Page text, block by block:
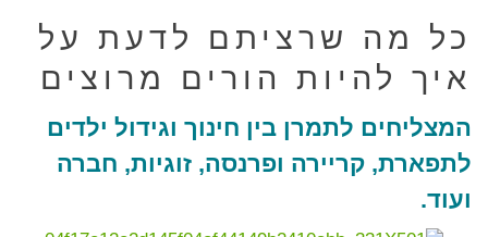
כל מה שרציתם לדעת על
איך להיות הורים מרוצים
המצליחים לתמרן בין חינוך וגידול ילדים
לתפארת, קריירה ופרנסה, זוגיות, חברה
ועוד.